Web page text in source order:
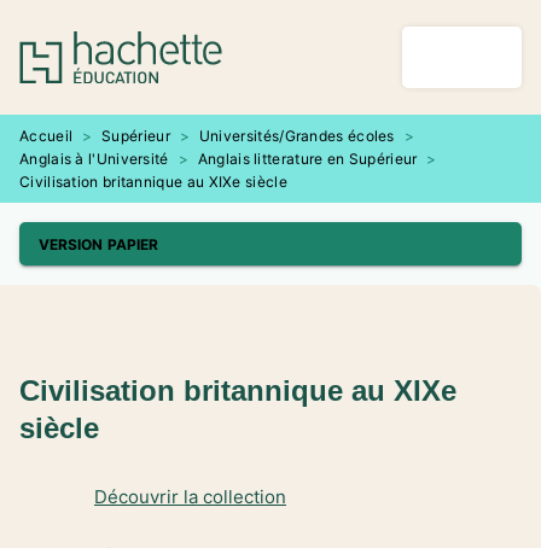
MENU RECHERCHE
PIED DE PAGE
Accueil > Supérieur > Universités/Grandes écoles
>
Anglais à l'Université
> Anglais litterature en Supérieur >
Civilisation britannique au XIXe siècle
VERSION PAPIER
Découvrir la collection
Civilisation britannique au XIXe
siècle